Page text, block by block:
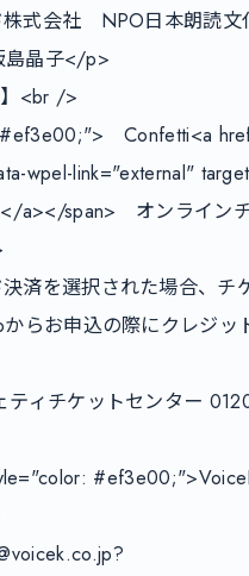
株式会社　NPO日本朗読
島晶子</p>
<br />
　Confetti<a
wpel-link="external"
a></span>　オンライン
済を選択された場合、
からお申込の際にクレジ
ティチケットセンター